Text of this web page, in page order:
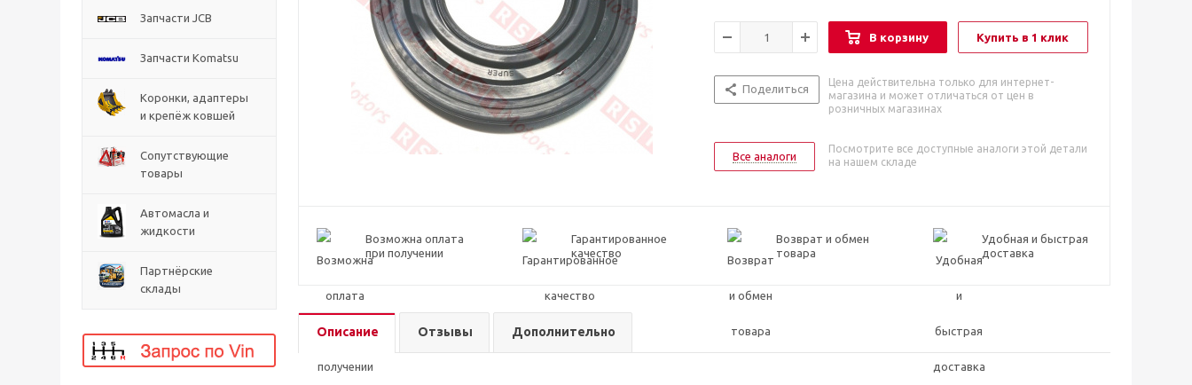
Запчасти JCB
Запчасти Komatsu
Коронки, адаптеры
и крепёж ковшей
Сопутствующие
товары
Автомасла и
жидкости
Партнёрские
склады
В корзину Купить в 1 клик
Поделиться
Цена действительна только для интернет-
магазина и может отличаться от цен в
розничных магазинах
Все аналоги
Посмотрите все доступные аналоги этой детали
на нашем складе
Возможна оплата
при получении
Гарантированное
качество
Возврат и обмен
товара
Удобная и быстрая
доставка
Описание Отзывы Дополнительно